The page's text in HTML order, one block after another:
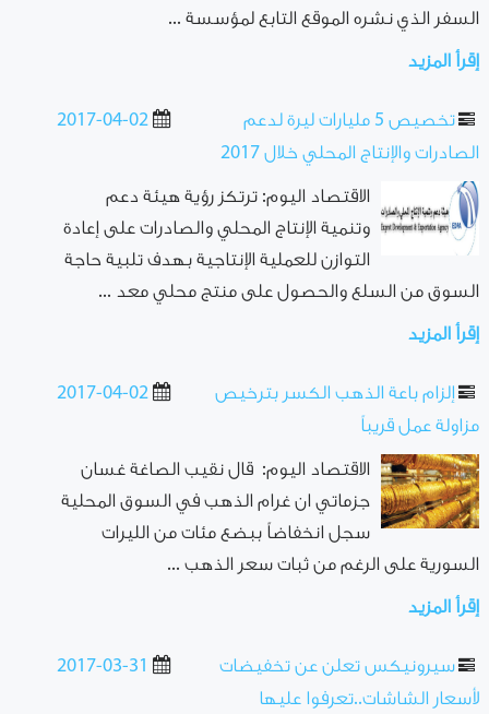
السفر الذي نشره الموقع التابع لمؤسسة ...
إقرأ المزيد
2017-04-02
تخصيص 5 مليارات ليرة لدعم
الصادرات والإنتاج المحلي خلال 2017
الاقتصاد اليوم: ترتكز رؤية هيئة دعم
وتنمية الإنتاج المحلي والصادرات على إعادة
التوازن للعملية الإنتاجية بهدف تلبية حاجة
السوق من السلع والحصول على منتج محلي معد ...
إقرأ المزيد
2017-04-02
إلزام باعة الذهب الكسر بترخيص
مزاولة عمل قريباً
الاقتصاد اليوم: قال نقيب الصاغة غسان
جزماتي ان غرام الذهب في السوق المحلية
سجل انخفاضاً ببضع مئات من الليرات
السورية على الرغم من ثبات سعر الذهب ...
إقرأ المزيد
2017-03-31
سيرونيكس تعلن عن تخفيضات
لأسعار الشاشات..تعرفوا عليها